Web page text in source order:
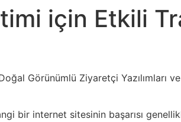
için Etkili
Görünümlü Ziyaretçi Yazılımları
bir internet sitesinin başarısı